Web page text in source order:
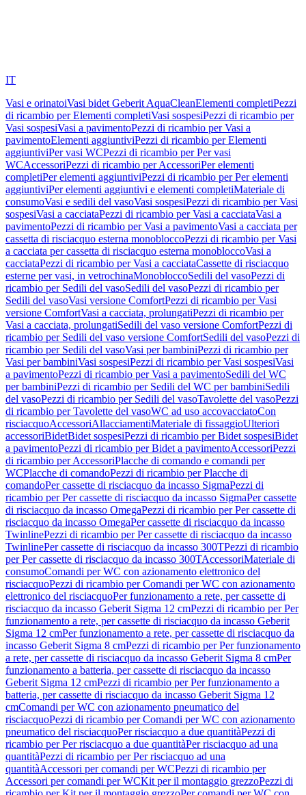
IT
Vasi e orinatoiVasi bidet Geberit AquaCleanElementi completiPezzi
di ricambio per Elementi completiVasi sospesiPezzi di ricambio per
Vasi sospesiVasi a pavimentoPezzi di ricambio per Vasi a
pavimentoElementi aggiuntiviPezzi di ricambio per Elementi
aggiuntiviPer vasi WCPezzi di ricambio per Per vasi
WCAccessoriPezzi di ricambio per AccessoriPer elementi
completiPer elementi aggiuntiviPezzi di ricambio per Per elementi
aggiuntiviPer elementi aggiuntivi e elementi completiMateriale di
consumoVasi e sedili del vasoVasi sospesiPezzi di ricambio per Vasi
sospesiVasi a cacciataPezzi di ricambio per Vasi a cacciataVasi a
pavimentoPezzi di ricambio per Vasi a pavimentoVasi a cacciata per
cassetta di risciacquo esterna monobloccoPezzi di ricambio per Vasi
a cacciata per cassetta di risciacquo esterna monobloccoVasi a
cacciataPezzi di ricambio per Vasi a cacciataCassette di risciacquo
esterne per vasi, in vetrochinaMonobloccoSedili del vasoPezzi di
ricambio per Sedili del vasoSedili del vasoPezzi di ricambio per
Sedili del vasoVasi versione ComfortPezzi di ricambio per Vasi
versione ComfortVasi a cacciata, prolungatiPezzi di ricambio per
Vasi a cacciata, prolungatiSedili del vaso versione ComfortPezzi di
ricambio per Sedili del vaso versione ComfortSedili del vasoPezzi di
ricambio per Sedili del vasoVasi per bambiniPezzi di ricambio per
Vasi per bambiniVasi sospesiPezzi di ricambio per Vasi sospesiVasi
a pavimentoPezzi di ricambio per Vasi a pavimentoSedili del WC
per bambiniPezzi di ricambio per Sedili del WC per bambiniSedili
del vasoPezzi di ricambio per Sedili del vasoTavolette del vasoPezzi
di ricambio per Tavolette del vasoWC ad uso accovacciatoCon
risciacquoAccessoriAllacciamentiMateriale di fissaggioUlteriori
accessoriBidetBidet sospesiPezzi di ricambio per Bidet sospesiBidet
a pavimentoPezzi di ricambio per Bidet a pavimentoAccessoriPezzi
di ricambio per AccessoriPlacche di comando e comandi per
WCPlacche di comandoPezzi di ricambio per Placche di
comandoPer cassette di risciacquo da incasso SigmaPezzi di
ricambio per Per cassette di risciacquo da incasso SigmaPer cassette
di risciacquo da incasso OmegaPezzi di ricambio per Per cassette di
risciacquo da incasso OmegaPer cassette di risciacquo da incasso
TwinlinePezzi di ricambio per Per cassette di risciacquo da incasso
TwinlinePer cassette di risciacquo da incasso 300TPezzi di ricambio
per Per cassette di risciacquo da incasso 300TAccessoriMateriale di
consumoComandi per WC con azionamento elettronico del
risciacquoPezzi di ricambio per Comandi per WC con azionamento
elettronico del risciacquoPer funzionamento a rete, per cassette di
risciacquo da incasso Geberit Sigma 12 cmPezzi di ricambio per Per
funzionamento a rete, per cassette di risciacquo da incasso Geberit
Sigma 12 cmPer funzionamento a rete, per cassette di risciacquo da
incasso Geberit Sigma 8 cmPezzi di ricambio per Per funzionamento
a rete, per cassette di risciacquo da incasso Geberit Sigma 8 cmPer
funzionamento a batteria, per cassette di risciacquo da incasso
Geberit Sigma 12 cmPezzi di ricambio per Per funzionamento a
batteria, per cassette di risciacquo da incasso Geberit Sigma 12
cmComandi per WC con azionamento pneumatico del
risciacquoPezzi di ricambio per Comandi per WC con azionamento
pneumatico del risciacquoPer risciacquo a due quantitàPezzi di
ricambio per Per risciacquo a due quantitàPer risciacquo ad una
quantitàPezzi di ricambio per Per risciacquo ad una
quantitàAccessori per comandi per WCPezzi di ricambio per
Accessori per comandi per WCKit per il montaggio grezzoPezzi di